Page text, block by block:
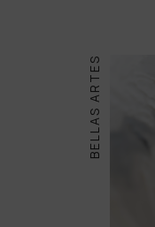
BELLAS ARTES